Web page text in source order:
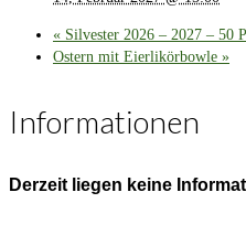
« Silvester 2026 – 2027 – 50
Ostern mit Eierlikörbowle »
Informationen
Derzeit liegen keine